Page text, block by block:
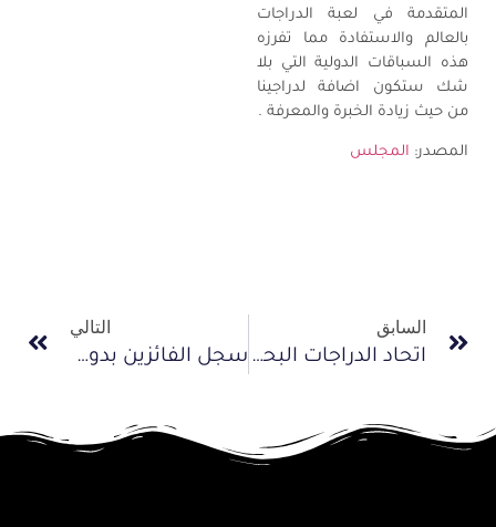
المتقدمة في لعبة الدراجات
بالعالم والاستفادة مما تفرزه
هذه السباقات الدولية التي بلا
شك ستكون اضافة لدراجينا
من حيث زيادة الخبرة والمعرفة .
المصدر: المجلس
السابق
اتحاد الدراجات البحريني يكرم اليوم أصحاب الإنجازات
التالي
سجل الفائزين بدورات الدولي لولي العهد المغربي